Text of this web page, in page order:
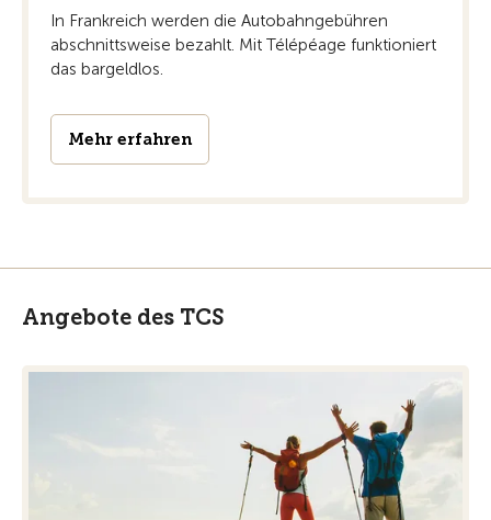
In Frankreich werden die Autobahngebühren
abschnittsweise bezahlt. Mit Télépéage funktioniert
das bargeldlos.
Mehr erfahren
Angebote des TCS